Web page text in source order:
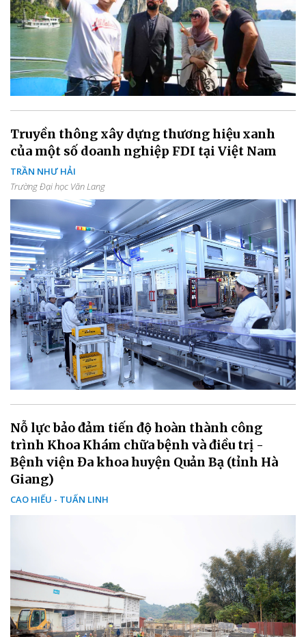
Truyền thông xây dựng thương hiệu xanh
của một số doanh nghiệp FDI tại Việt Nam
TRẦN NHƯ HẢI
Trường Đại học Văn Lang
Nỗ lực bảo đảm tiến độ hoàn thành công
trình Khoa Khám chữa bệnh và điều trị -
Bệnh viện Đa khoa huyện Quản Bạ (tỉnh Hà
Giang)
CAO HIẾU - TUẤN LINH